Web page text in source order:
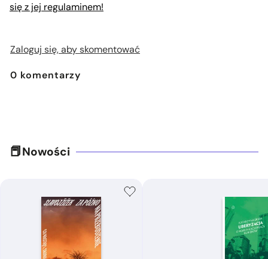
się z jej regulaminem!
Zaloguj się, aby skomentować
0 komentarzy
Nowości